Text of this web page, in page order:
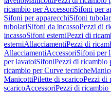
ricambio per AccessoriSifoni per
Sifoni per apparecchiSifoni
tubolariSifoni da incassoPezzi di
incassoSifoni esterniPezzi di
esterniAllacciamentiPezzi di
AllacciamentiAccessoriSifoni per
per lavatoiSifoniPezzi di ricambio
ricambio per Curve tecniche
ManicottiPilette di scaricoPezzi di
scaricoAccessoriPezzi di ricambio